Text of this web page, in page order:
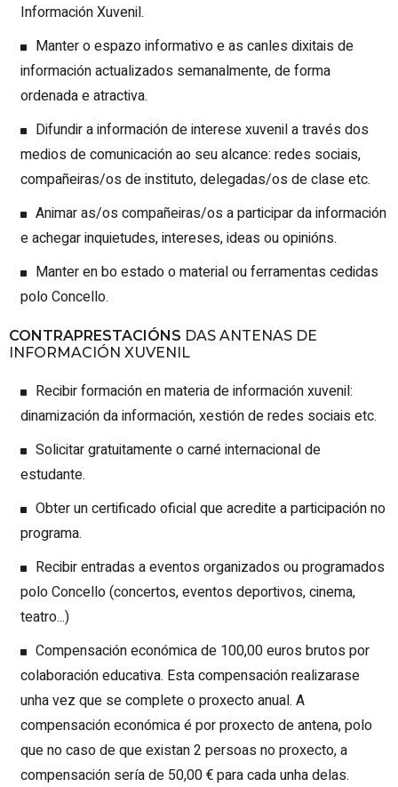
Información Xuvenil.
Manter o espazo informativo e as canles dixitais de
información actualizados semanalmente, de forma
ordenada e atractiva.
Difundir a información de interese xuvenil a través dos
medios de comunicación ao seu alcance: redes sociais,
compañeiras/os de instituto, delegadas/os de clase etc.
Animar as/os compañeiras/os a participar da información
e achegar inquietudes, intereses, ideas ou opinións.
Manter en bo estado o material ou ferramentas cedidas
polo Concello.
CONTRAPRESTACIÓNS DAS ANTENAS DE
INFORMACIÓN XUVENIL
Recibir formación en materia de información xuvenil:
dinamización da información, xestión de redes sociais etc.
Solicitar gratuitamente o carné internacional de
estudante.
Obter un certificado oficial que acredite a participación no
programa.
Recibir entradas a eventos organizados ou programados
polo Concello (concertos, eventos deportivos, cinema,
teatro...)
Compensación económica de 100,00 euros brutos por
colaboración educativa. Esta compensación realizarase
unha vez que se complete o proxecto anual. A
compensación económica é por proxecto de antena, polo
que no caso de que existan 2 persoas no proxecto, a
compensación sería de 50,00 € para cada unha delas.